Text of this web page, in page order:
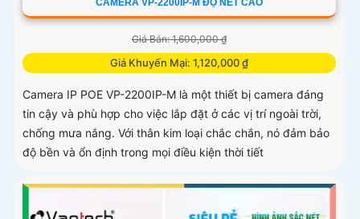
CAMERA VP-2200IP-M ĐỘ NÉT CAO
Giá Bán: 1,600,000 ₫
Giá Khuyến Mại: 1,120,000 ₫
Camera IP POE VP-2200IP-M là một thiết bị camera đáng
tin cậy và phù hợp cho việc lắp đặt ở các vị trí ngoài trời,
chống mưa nắng. Với thân kim loại chắc chắn, nó đảm bảo
độ bền và ổn định trong mọi điều kiện thời tiết